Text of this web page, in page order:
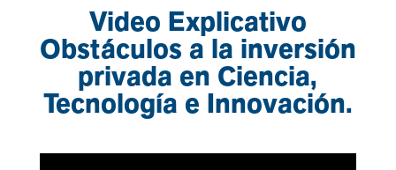
Video Explicativo
Obstáculos a la inversión
privada en Ciencia,
Tecnología e Innovación.